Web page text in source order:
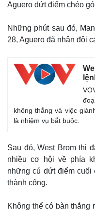
Thế giới
Quan sát
Cuộc sống đó đây
Aguero dứt điểm chéo
Những phút sau đó,
28, Aguero đã nhân đôi
không thắng và việc
là nhiệm vụ bắt buộc.
Sau đó, West Brom thi
nhiều cơ hội về phía
những cú dứt điểm cuối
thành công.
Không thể có bàn thắng